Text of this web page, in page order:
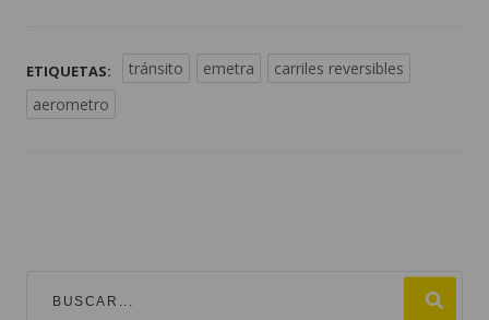
ETIQUETAS: tránsito emetra
carriles reversibles
aerometro